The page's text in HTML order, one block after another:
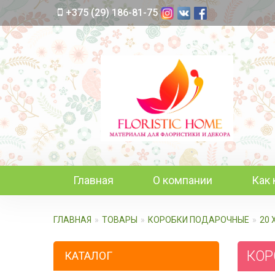
+375 (29) 186-81-75
Главная О компании Как
ГЛАВНАЯ ТОВАРЫ КОРОБКИ ПОДАРОЧНЫЕ 20
КАТАЛОГ